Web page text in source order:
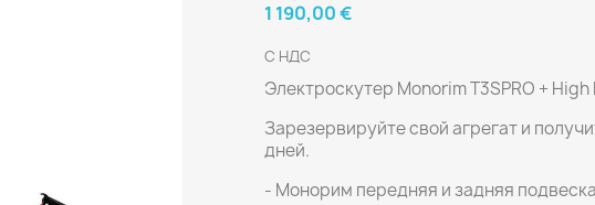
1 190,00 €
С НДС
Электроскутер Monorim T3SPRO +
Зарезервируйте свой агрегат и
дней.
- Монорим передняя и задняя